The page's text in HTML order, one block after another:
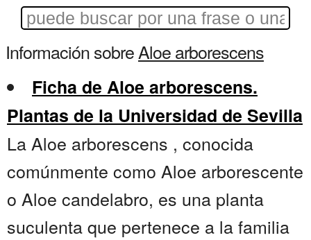
Información sobreAloe arborescens
Ficha de Aloe arborescens.
Plantas de la Universidad de Sevilla
La Aloe arborescens , conocida
comúnmente como Aloe arborescente
o Aloe candelabro, es una planta
suculenta que pertenece a la familia